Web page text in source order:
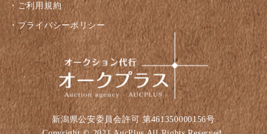
ご利用規約
プライバシーポリシー
新潟県公安委員会許可 第461350000156号